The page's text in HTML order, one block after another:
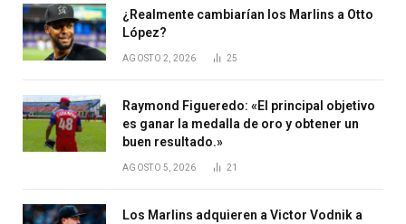
¿Realmente cambiarían los Marlins a Otto
López?
AGOSTO 2, 2026 25
Raymond Figueredo: «El principal objetivo
es ganar la medalla de oro y obtener un
buen resultado.»
AGOSTO 5, 2026 21
Los Marlins adquieren a Victor Vodnik a